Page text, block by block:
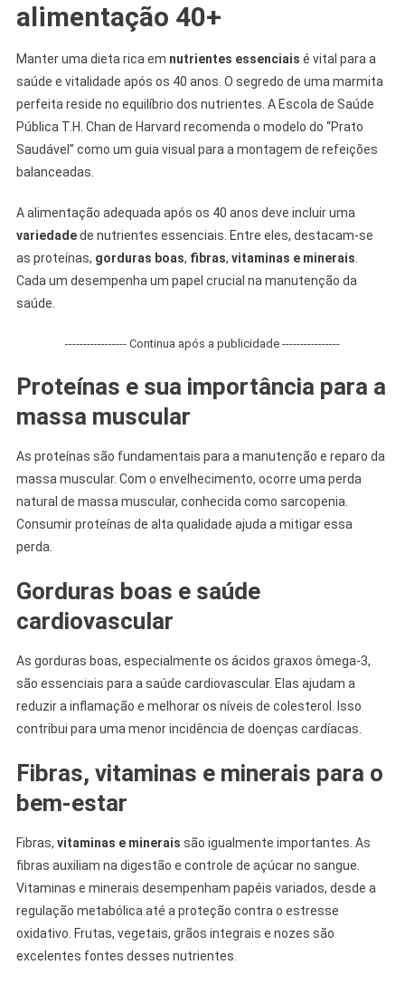
alimentação 40+
Manter uma dieta rica em nutrientes essenciais é vital para a
saúde e vitalidade após os 40 anos. O segredo de uma marmita
perfeita reside no equilíbrio dos nutrientes. A Escola de Saúde
Pública T.H. Chan de Harvard recomenda o modelo do “Prato
Saudável” como um guia visual para a montagem de refeições
balanceadas.
A alimentação adequada após os 40 anos deve incluir uma
variedadede nutrientes essenciais. Entre eles, destacam-se
as proteínas, gorduras boas, fibras, vitaminas e minerais.
Cada um desempenha um papel crucial na manutenção da
saúde.
----------------- Continua após a publicidade ----------------
Proteínas e sua importância para a
massa muscular
As proteínas são fundamentais para a manutenção e reparo da
massa muscular. Com o envelhecimento, ocorre uma perda
natural de massa muscular, conhecida como sarcopenia.
Consumir proteínas de alta qualidade ajuda a mitigar essa
perda.
Gorduras boas e saúde
cardiovascular
As gorduras boas, especialmente os ácidos graxos ômega-3,
são essenciais para a saúde cardiovascular. Elas ajudam a
reduzir a inflamação e melhorar os níveis de colesterol. Isso
contribui para uma menor incidência de doenças cardíacas.
Fibras, vitaminas e minerais para o
bem-estar
Fibras, vitaminas e minerais são igualmente importantes. As
fibras auxiliam na digestão e controle de açúcar no sangue.
Vitaminas e minerais desempenham papéis variados, desde a
regulação metabólica até a proteção contra o estresse
oxidativo. Frutas, vegetais, grãos integrais e nozes são
excelentes fontes desses nutrientes.